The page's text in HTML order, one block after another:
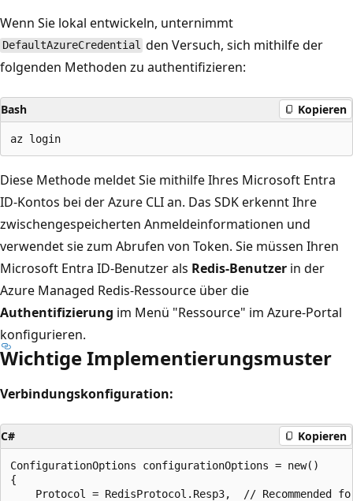
Wenn Sie lokal entwickeln, unternimmt
DefaultAzureCredential den Versuch, sich mithilfe der
folgenden Methoden zu authentifizieren:
Bash Kopieren
Diese Methode meldet Sie mithilfe Ihres Microsoft Entra
ID-Kontos bei der Azure CLI an. Das SDK erkennt Ihre
zwischengespeicherten Anmeldeinformationen und
verwendet sie zum Abrufen von Token. Sie müssen Ihren
Microsoft Entra ID-Benutzer als Redis-Benutzer in der
Azure Managed Redis-Ressource über die
Authentifizierung im Menü "Ressource" im Azure-Portal
konfigurieren.
Wichtige Implementierungsmuster
Verbindungskonfiguration:
C# Kopieren
ConfigurationOptions configurationOptions = new()
{
Protocol = RedisProtocol.Resp3,  // Recommended